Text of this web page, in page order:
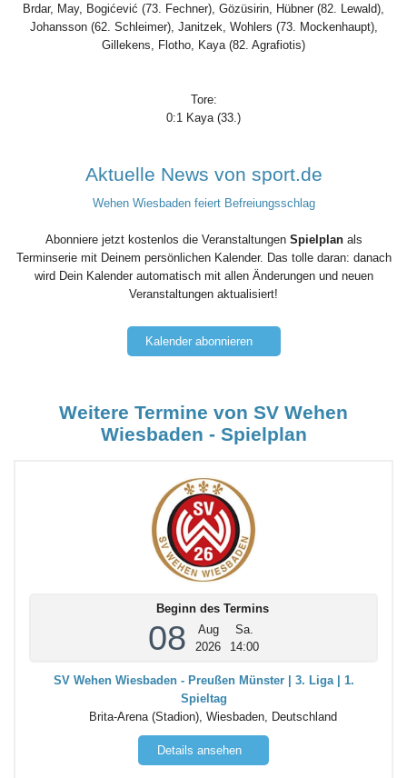
Brdar, May, Bogićević (73. Fechner), Gözüsirin, Hübner (82. Lewald),
Johansson (62. Schleimer), Janitzek, Wohlers (73. Mockenhaupt),
Gillekens, Flotho, Kaya (82. Agrafiotis)
Tore:
0:1 Kaya (33.)
Aktuelle News von sport.de
Wehen Wiesbaden feiert Befreiungsschlag
Abonniere jetzt kostenlos die Veranstaltungen Spielplanals
Terminserie mit Deinem persönlichen Kalender. Das tolle daran: danach
wird Dein Kalender automatisch mit allen Änderungen und neuen
Veranstaltungen aktualisiert!
Kalender abonnieren
Weitere Termine von SV Wehen
Wiesbaden - Spielplan
Beginn des Termins
08
Aug
2026
Sa.
14:00
SV Wehen Wiesbaden - Preußen Münster | 3. Liga | 1.
Spieltag
Brita-Arena (Stadion), Wiesbaden, Deutschland
Details ansehen